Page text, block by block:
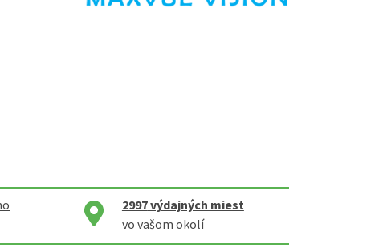
2997výdajných miest
vo vašom okolí